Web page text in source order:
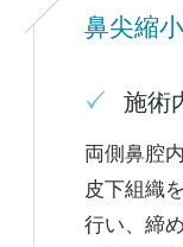
鼻尖縮小
施術
両側鼻腔
皮下組織
行い、締